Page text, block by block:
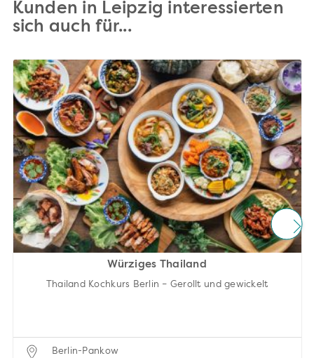
Kunden in Leipzig interessierten
sich auch für...
Würziges Thailand
Thailand Kochkurs Berlin – Gerollt und gewickelt
Berlin-Pankow